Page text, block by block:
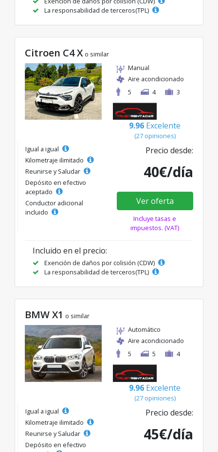
La responsabilidad de terceros(TPL)
Citroen C4 X o similar
Manual
Aire acondicionado
5
4 3
9.96 Excelente
(27 opiniones)
Igual a igual
Kilometraje ilimitado
Reunirse y Saludar
Depósito en efectivo
aceptado
Conductor adicional
incluido
Precio desde:
40€/día
Ver oferta
Incluye tasas e
impuestos. (VAT)
Incluido en el precio:
Exención de daños por colisión (CDW)
La responsabilidad de terceros(TPL)
BMW X1 o similar
Automático
Aire acondicionado
5
5 4
9.96 Excelente
(27 opiniones)
Igual a igual
Kilometraje ilimitado
Reunirse y Saludar
Depósito en efectivo
Precio desde:
45€/día